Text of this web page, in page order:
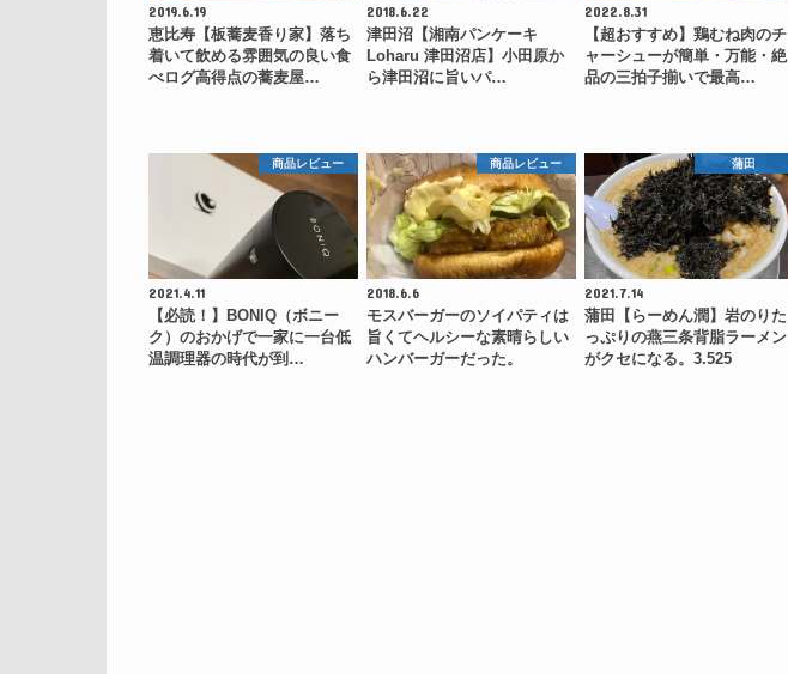
2019.6.19
恵比寿【板蕎麦香り家】落ち
着いて飲める雰囲気の良い食
べログ高得点の蕎麦屋…
2018.6.22
津田沼【湘南パンケーキ
Loharu 津田沼店】小田原か
ら津田沼に旨いパ…
2022.8.31
【超おすすめ】鶏むね肉のチ
ャーシューが簡単・万能・絶
品の三拍子揃いで最高…
商品レビュー
2021.4.11
【必読！】BONIQ（ボニー
ク）のおかげで一家に一台低
温調理器の時代が到…
商品レビュー
2018.6.6
モスバーガーのソイパティは
旨くてヘルシーな素晴らしい
ハンバーガーだった。
蒲田
2021.7.14
蒲田【らーめん潤】岩のりた
っぷりの燕三条背脂ラーメン
がクセになる。3.525